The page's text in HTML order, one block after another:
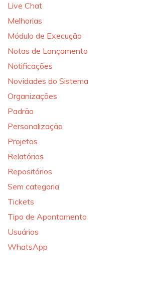
Live Chat
Melhorias
Módulo de Execução
Notas de Lançamento
Notificações
Novidades do Sistema
Organizações
Padrão
Personalização
Projetos
Relatórios
Repositórios
Sem categoria
Tickets
Tipo de Apontamento
Usuários
WhatsApp